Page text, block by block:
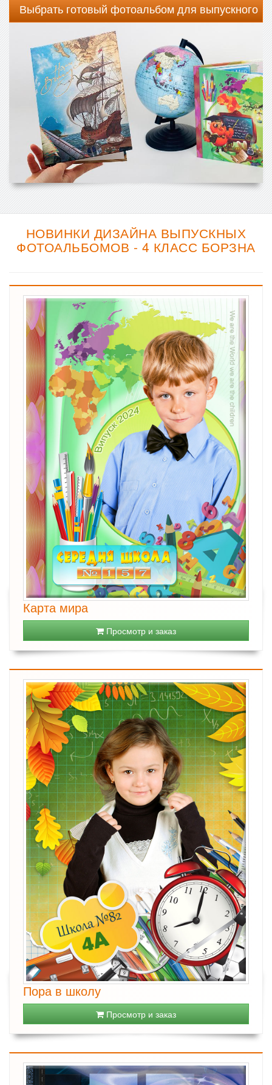
Выбрать готовый фотоальбом для выпускного
НОВИНКИ ДИЗАЙНА ВЫПУСКНЫХ
ФОТОАЛЬБОМОВ - 4 КЛАСС БОРЗНА
Карта мира
Просмотр и заказ
Пора в школу
Просмотр и заказ